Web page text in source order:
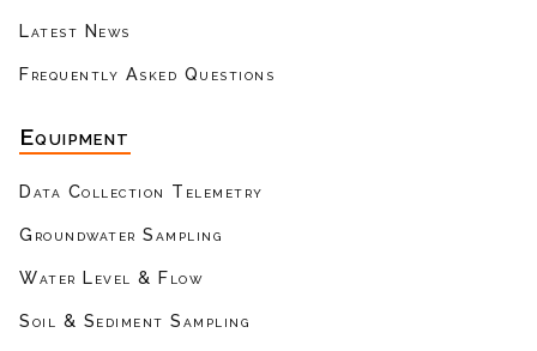
Latest News
Frequently Asked Questions
Equipment
Data Collection Telemetry
Groundwater Sampling
Water Level & Flow
Soil & Sediment Sampling